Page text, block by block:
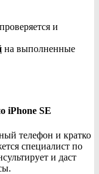
проверяется и
на выполненные
iPhone SE
телефон и кратко
специалист по
и даст